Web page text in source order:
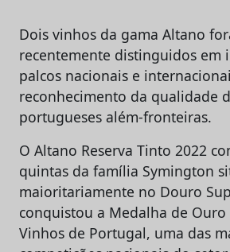
Dois vinhos da gama Altano
recentemente distinguidos em
palcos nacionais e
reconhecimento da qualidade
portugueses além-fronteiras.
O Altano Reserva Tinto 2022
quintas da família Symington
maioritariamente no Douro
conquistou a Medalha de Ouro
Vinhos de Portugal, uma das